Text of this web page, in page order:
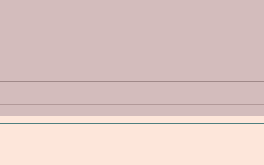
viaggio emotivo tra
delicatezza, introspezione e
Un